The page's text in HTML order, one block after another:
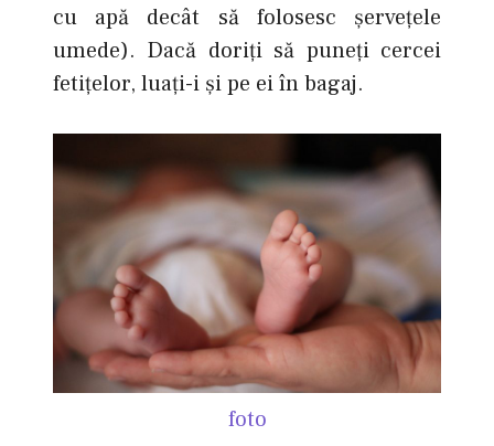
cu apă decât să folosesc şerveţele
umede). Dacă doriţi să puneţi cercei
fetiţelor, luaţi-i şi pe ei în bagaj.
foto